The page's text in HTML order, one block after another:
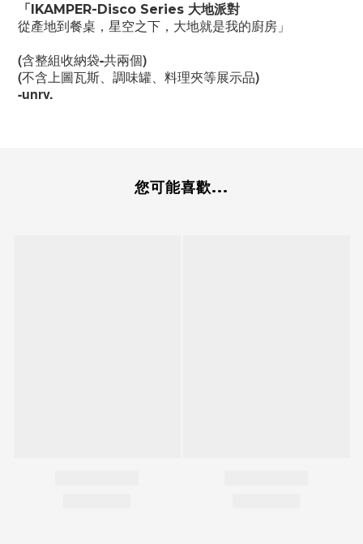
「IKAMPER-Disco Series 大地派對
從產地到餐桌，星空之下，大地就是我的廚房」
(含整組收納袋-共兩個)
(不含上圖瓦斯、調味罐、料理夾等展示品)
-unrv.
您可能喜歡...